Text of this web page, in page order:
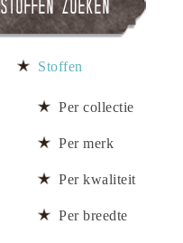
Stoffen zoeken
Stoffen
Per collectie
Per merk
Per kwaliteit
Per breedte